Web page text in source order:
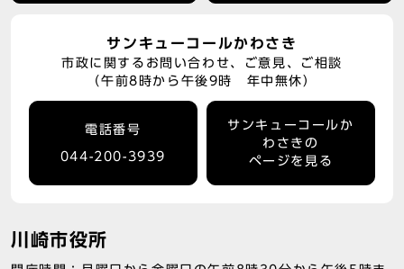
サンキューコールかわさき
市政に関するお問い合わせ、ご意見、ご相談
（午前8時から午後9時 年中無休）
電話番号
044-200-3939
サンキューコールか
わさきの
ページを見る
川崎市役所